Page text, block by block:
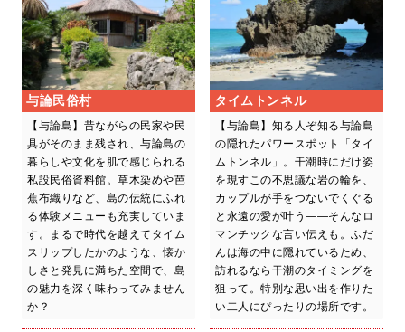
与論民俗村
【与論島】昔ながらの民家や民
具がそのまま残され、与論島の
暮らしや文化を肌で感じられる
私設民俗資料館。草木染めや芭
蕉布織りなど、島の伝統にふれ
る体験メニューも充実していま
す。まるで時代を越えてタイム
スリップしたかのような、懐か
しさと発見に満ちた空間で、島
の魅力を深く味わってみません
か？
タイムトンネル
【与論島】知る人ぞ知る与論島
の隠れたパワースポット「タイ
ムトンネル」。干潮時にだけ姿
を現すこの不思議な岩の輪を、
カップルが手をつないでくぐる
と永遠の愛が叶う――そんなロ
マンチックな言い伝えも。ふだ
んは海の中に隠れているため、
訪れるなら干潮のタイミングを
狙って。特別な思い出を作りた
い二人にぴったりの場所です。